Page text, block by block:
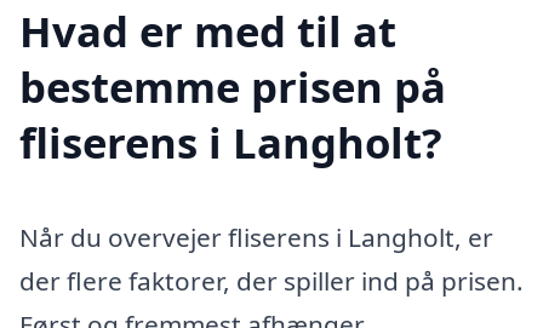
Hvad er med til at
bestemme prisen på
fliserens i Langholt?
Når du overvejer fliserens i Langholt, er
der flere faktorer, der spiller ind på prisen.